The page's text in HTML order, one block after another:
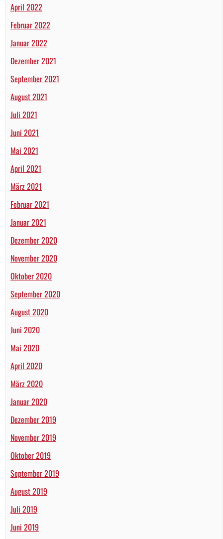
April 2022
Februar 2022
Januar 2022
Dezember 2021
September 2021
August 2021
Juli 2021
Juni 2021
Mai 2021
April 2021
März 2021
Februar 2021
Januar 2021
Dezember 2020
November 2020
Oktober 2020
September 2020
August 2020
Juni 2020
Mai 2020
April 2020
März 2020
Januar 2020
Dezember 2019
November 2019
Oktober 2019
September 2019
August 2019
Juli 2019
Juni 2019